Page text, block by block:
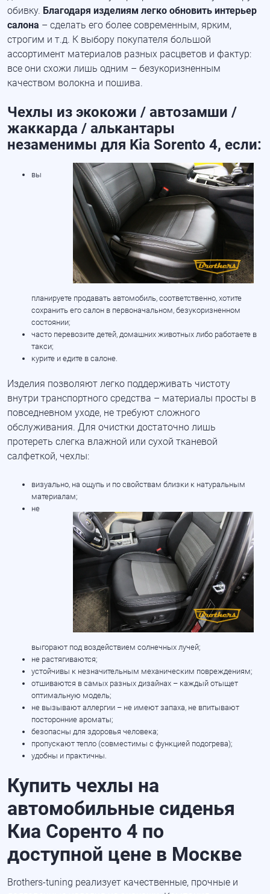
обивку. Благодаря изделиям легко обновить интерьер
салона – сделать его более современным, ярким,
строгим и т.д. К выбору покупателя большой
ассортимент материалов разных расцветов и фактур:
все они схожи лишь одним – безукоризненным
качеством волокна и пошива.
Чехлы из экокожи / автозамши /
жаккарда / алькантары
незаменимы для Kia Sorento 4, если:
вы
планируете продавать автомобиль, соответственно, хотите
сохранить его салон в первоначальном, безукоризненном
состоянии;
часто перевозите детей, домашних животных либо работаете в
такси;
курите и едите в салоне.
Изделия позволяют легко поддерживать чистоту
внутри транспортного средства – материалы просты в
повседневном уходе, не требуют сложного
обслуживания. Для очистки достаточно лишь
протереть слегка влажной или сухой тканевой
салфеткой, чехлы:
визуально, на ощупь и по свойствам близки к натуральным
материалам;
не
выгорают под воздействием солнечных лучей;
не растягиваются;
устойчивы к незначительным механическим повреждениям;
отшиваются в самых разных дизайнах – каждый отыщет
оптимальную модель;
не вызывают аллергии – не имеют запаха, не впитывают
посторонние ароматы;
безопасны для здоровья человека;
пропускают тепло (совместимы с функцией подогрева);
удобны и практичны.
Купить чехлы на
автомобильные сиденья
Киа Соренто 4 по
доступной цене в Москве
Brothers-tuning реализует качественные, прочные и